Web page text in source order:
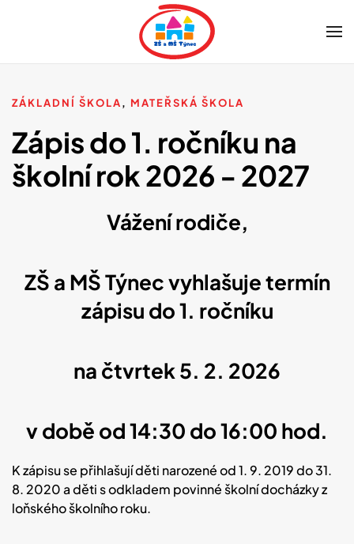
Skip to main content
ZÁKLADNÍ ŠKOLA, MATEŘSKÁ ŠKOLA
Zápis do 1. ročníku na
školní rok 2026 - 2027
Vážení rodiče,
ZŠ a MŠ Týnec vyhlašuje termín
zápisu do 1. ročníku
na čtvrtek 5. 2. 2026
v době od 14:30 do 16:00 hod.
K zápisu se přihlašují děti narozené od 1. 9. 2019 do 31.
8. 2020 a děti s odkladem povinné školní docházky z
loňského školního roku.